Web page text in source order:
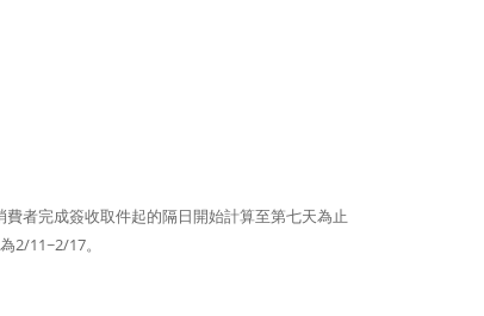
者完成簽收取件起的隔日開始計算至第七天為止
2/11~2/17。